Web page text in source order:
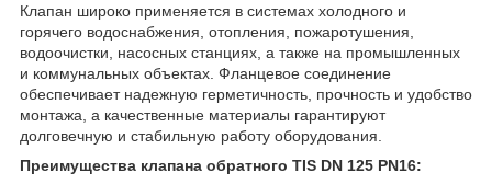
Клапан широко применяется в системах холодного и
горячего водоснабжения, отопления, пожаротушения,
водоочистки, насосных станциях, а также на промышленных
и коммунальных объектах. Фланцевое соединение
обеспечивает надежную герметичность, прочность и удобство
монтажа, а качественные материалы гарантируют
долговечную и стабильную работу оборудования.
Преимущества клапана обратного TIS DN 125 PN16: